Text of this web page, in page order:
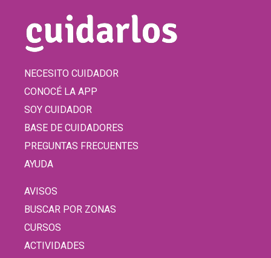
NECESITO CUIDADOR
CONOCÉ LA APP
SOY CUIDADOR
BASE DE CUIDADORES
PREGUNTAS FRECUENTES
AYUDA
AVISOS
BUSCAR POR ZONAS
CURSOS
ACTIVIDADES